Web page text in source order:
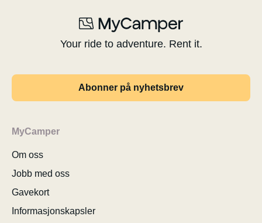
Your ride to adventure. Rent it.
Abonner på nyhetsbrev
MyCamper
Om oss
Jobb med oss
Gavekort
Informasjonskapsler